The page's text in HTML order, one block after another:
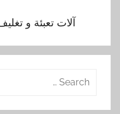
آلات تعبئة و
Search